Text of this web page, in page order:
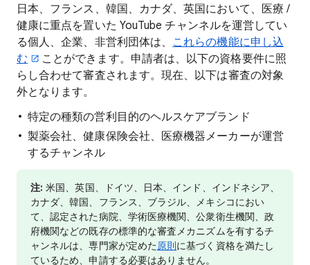
日本、フランス、韓国、カナダ、英国において、医療 /
健康に重点を置いた YouTube チャンネルを運営してい
る個人、企業、非営利団体は、 これらの機能に申し込
む
ことができます。申請者は、以下の資格要件に照
らし合わせて審査されます。現在、以下は審査の対象
外となります。
特定の種類の営利目的のヘルスケアブランド
製薬会社、健康保険会社、医療機器メーカーが運営
するチャンネル
注: 米国、英国、ドイツ、日本、インド、インドネシア、
カナダ、韓国、フランス、ブラジル、メキシコにおい
て、認定された病院、学術医療機関、公衆衛生機関、政
府機関などの既存の標準的な審査メカニズムを有するチ
ャンネルは、専門家が定めた原則に基づく資格を満たし
ているため、申請する必要はありません。